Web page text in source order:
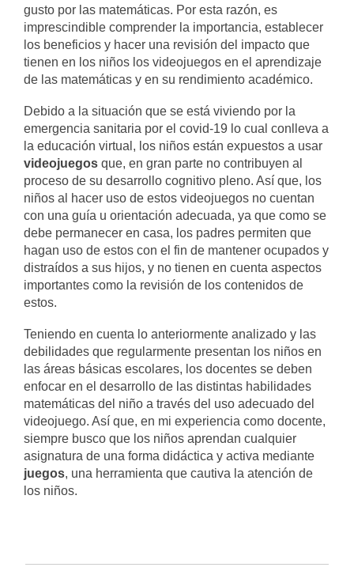
gusto por las matemáticas. Por esta razón, es
imprescindible comprender la importancia, establecer
los beneficios y hacer una revisión del impacto que
tienen en los niños los videojuegos en el aprendizaje
de las matemáticas y en su rendimiento académico.
Debido a la situación que se está viviendo por la
emergencia sanitaria por el covid-19 lo cual conlleva a
la educación virtual, los niños están expuestos a usar
videojuegos que, en gran parte no contribuyen al
proceso de su desarrollo cognitivo pleno. Así que, los
niños al hacer uso de estos videojuegos no cuentan
con una guía u orientación adecuada, ya que como se
debe permanecer en casa, los padres permiten que
hagan uso de estos con el fin de mantener ocupados y
distraídos a sus hijos, y no tienen en cuenta aspectos
importantes como la revisión de los contenidos de
estos.
Teniendo en cuenta lo anteriormente analizado y las
debilidades que regularmente presentan los niños en
las áreas básicas escolares, los docentes se deben
enfocar en el desarrollo de las distintas habilidades
matemáticas del niño a través del uso adecuado del
videojuego. Así que, en mi experiencia como docente,
siempre busco que los niños aprendan cualquier
asignatura de una forma didáctica y activa mediante
juegos, una herramienta que cautiva la atención de
los niños.